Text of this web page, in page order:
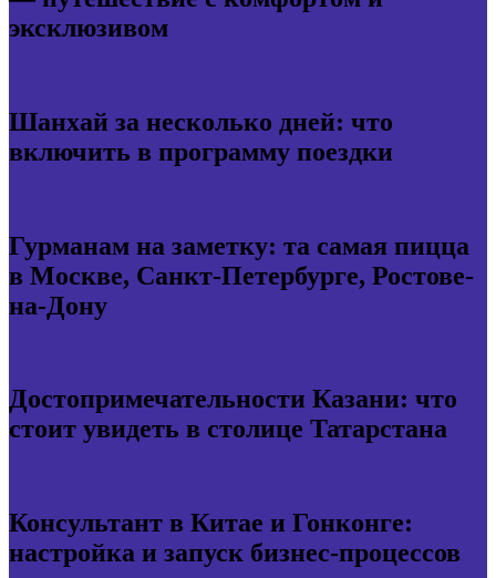
эксклюзивом
Шанхай за несколько дней: что
включить в программу поездки
Гурманам на заметку: та самая пицца
в Москве, Санкт-Петербурге, Ростове-
на-Дону
Достопримечательности Казани: что
стоит увидеть в столице Татарстана
Консультант в Китае и Гонконге:
настройка и запуск бизнес-процессов